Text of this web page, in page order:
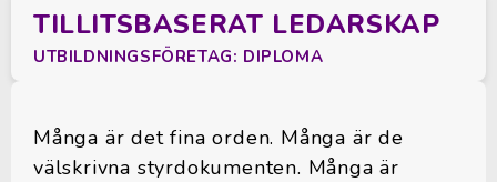
TILLITSBASERAT LEDARSKAP
UTBILDNINGSFÖRETAG: DIPLOMA
Många är det fina orden. Många är de
välskrivna styrdokumenten. Många är